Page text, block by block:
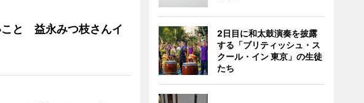
こと 益永みつ枝さんイ
2日目に和太鼓演奏を披露
する「ブリティッシュ・ス
クール・イン 東京」の生徒
たち